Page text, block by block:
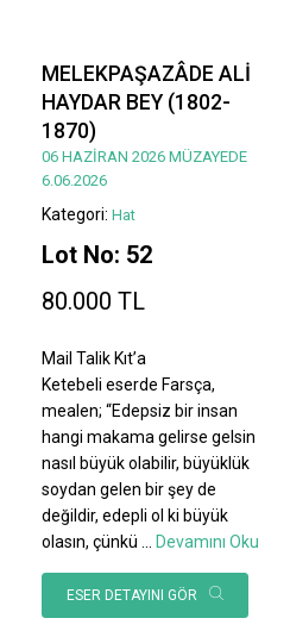
MELEKPAŞAZÂDE ALİ
HAYDAR BEY (1802-
1870)
06 HAZİRAN 2026 MÜZAYEDE
6.06.2026
Kategori: Hat
Lot No: 52
80.000 TL
Mail Talik Kıt’a
Ketebeli eserde Farsça,
mealen; “Edepsiz bir insan
hangi makama gelirse gelsin
nasıl büyük olabilir, büyüklük
soydan gelen bir şey de
değildir, edepli ol ki büyük
olasın, çünkü ... Devamını Oku
ESER DETAYINI GÖR